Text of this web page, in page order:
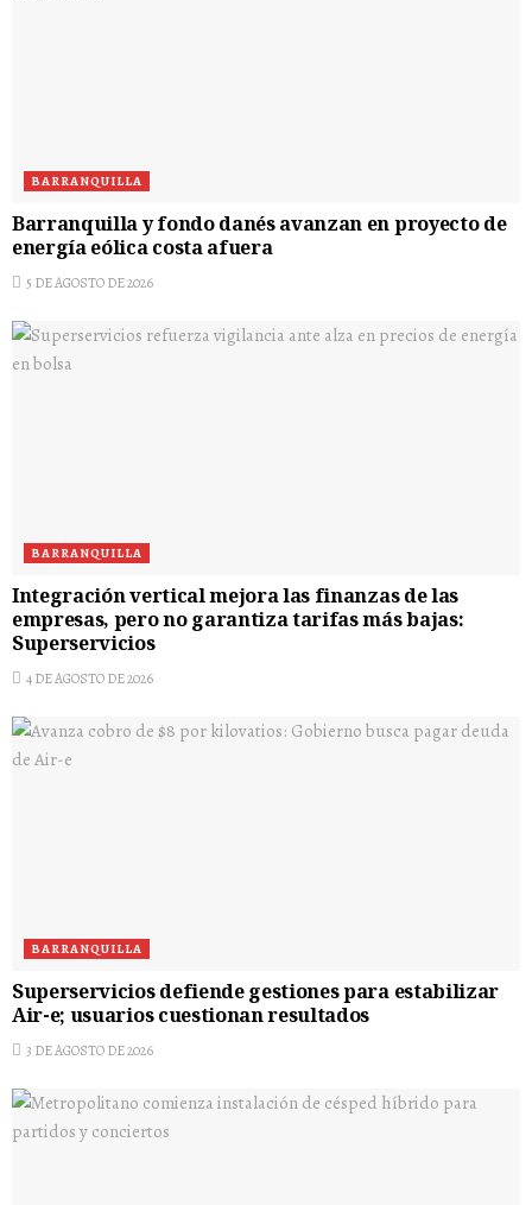
BARRANQUILLA
Barranquilla y fondo danés avanzan en proyecto de
energía eólica costa afuera
5 DE AGOSTO DE 2026
BARRANQUILLA
Integración vertical mejora las finanzas de las
empresas, pero no garantiza tarifas más bajas:
Superservicios
4 DE AGOSTO DE 2026
BARRANQUILLA
Superservicios defiende gestiones para estabilizar
Air-e; usuarios cuestionan resultados
3 DE AGOSTO DE 2026